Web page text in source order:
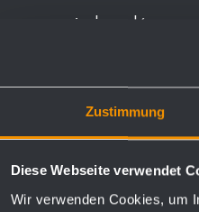
Zustimmung
Diese Webseite verwendet
Wir verwenden Cookies, um
quatre vis dans découpe
des parois latérales.
matériel de fixation et